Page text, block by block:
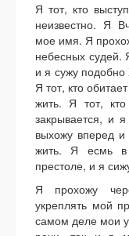
Я тот, кто
неизвестно. Я
мое имя. Я
небесных судей.
и я сужу
Я тот, кто
жить. Я тот,
закрывается, и
выхожу вперед
жить. Я есмь
престоле, и я
Я прохожу
укреплять мой
самом деле мои